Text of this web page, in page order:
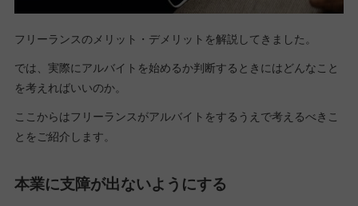
フリーランスのメリット・デメリットを解説してきました。
では、実際にアルバイトを始めるか判断するときにはどんなこと
を考えればいいのか。
ここからはフリーランスがアルバイトをするうえで考えるべきこ
とをご紹介します。
本業に支障が出ないようにする